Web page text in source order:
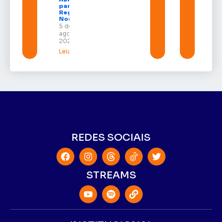
para a
Região
Norte
5 de
agosto de
2026
Leia mais »
REDES SOCIAIS
STREAMS